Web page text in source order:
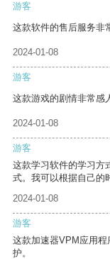
游客
这款软件的售后服务非
2024-01-08
游客
这款游戏的剧情非常感
2024-01-08
游客
这款学习软件的学习方
式。我可以根据自己的
2024-01-08
游客
这款加速器VPM应用
护。